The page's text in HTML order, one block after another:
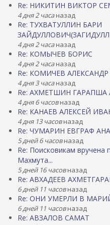
Re: НИКИТИН ВИКТОР
4 дня 2 часаназад
Re: ТУХВАТУЛЛИН БАРИ
4 дня 2 часаназад
Re: КОМЫЧЕВ БОРИС
4 дня 2 часаназад
Re: КОМИЧЕВ
4 дня 3 часаназад
Re: АХМЕТШИН
4 дня 6 часовназад
Re: КАНАЕВ АЛЕКСЕЙ
4 дня 13 часовназад
Re: ЧУМАРИН ЕВГРАФ
5 дней 6 часовназад
Re: Поисковикам
Махмута...
5 дней 16 часовназад
Re: АВХАДЕЕВ
6 дней 11 часовназад
Re: ОНИ УМЕРЛИ В
6 дней 11 часовназад
Re: АВЗАЛОВ САМАТ